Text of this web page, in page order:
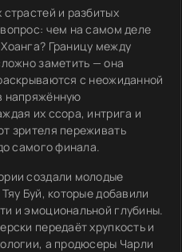
и разбитых
чем на самом деле
Границу между
заметить — она
с неожиданной
напряжённую
их ссора, интрига и
зрителя переживать
самого финала.
создали молодые
Буй, которые добавили
и эмоциональной глубины.
передаёт хрупкость и
а продюсеры Чарли